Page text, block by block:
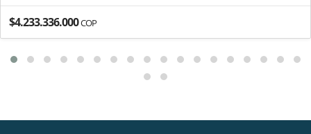
$4.233.336.000COP